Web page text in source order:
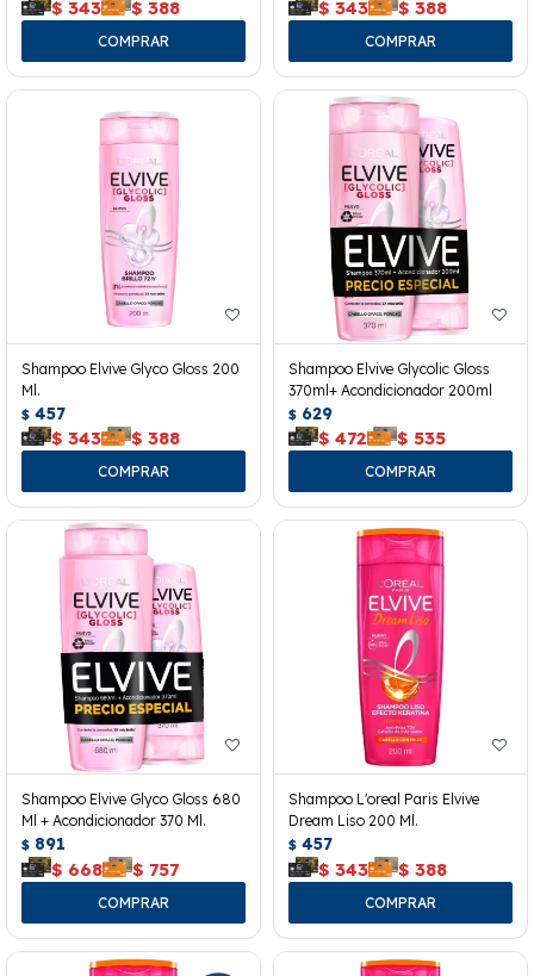
$ 343 $ 388 $ 343 $ 388
Shampoo Elvive Glyco Gloss 200
Ml.
$ 457
$ 343 $ 388
Shampoo Elvive Glycolic Gloss
370ml+ Acondicionador 200ml
$ 629
$ 472 $ 535
Shampoo Elvive Glyco Gloss 680
Ml + Acondicionador 370 Ml.
$ 891
$ 668 $ 757
Shampoo L'oreal Paris Elvive
Dream Liso 200 Ml.
$ 457
$ 343 $ 388